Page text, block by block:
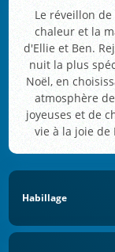
Le réveillon
chaleur et la
d'Ellie et Ben.
nuit la plus
Noël, en
atmosphère
joyeuses et de
vie à la joie de
Habillage